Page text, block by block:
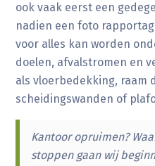
ook vaak eerst een
nadien een foto
voor alles kan worden
doelen, afvalstromen en
als vloerbedekking, raam
scheidingswanden of
Kantoor opruimen?
stoppen gaan wij